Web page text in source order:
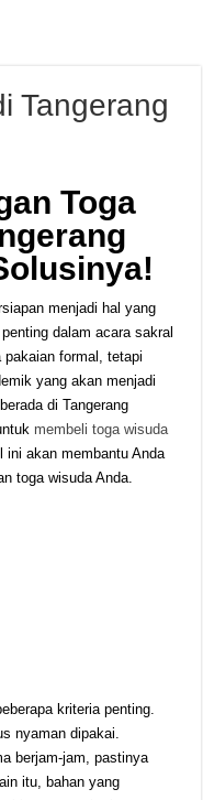
Tangerang
Toga
menjadi hal yang
dalam acara sakral
pakaian formal, tetapi
yang akan menjadi
di Tangerang
membeli toga wisuda
ini akan membantu Anda
toga wisuda Anda.
kriteria penting.
nyaman dipakai.
berjam-jam, pastinya
itu, bahan yang